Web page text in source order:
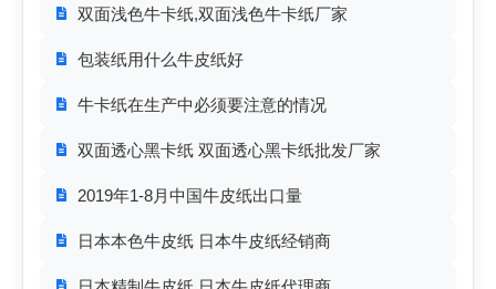
双面浅色牛卡纸,双面浅色牛卡纸厂家
包装纸用什么牛皮纸好
牛卡纸在生产中必须要注意的情况
双面透心黑卡纸 双面透心黑卡纸批发厂家
2019年1-8月中国牛皮纸出口量
日本本色牛皮纸 日本牛皮纸经销商